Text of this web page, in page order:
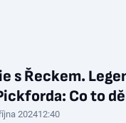
s Řeckem.
Co to
202412:40